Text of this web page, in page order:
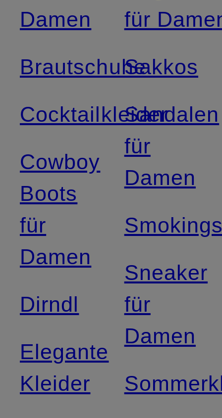
Damen
Brautschuhe
Cocktailkleider
Cowboy
Boots
für
Damen
Dirndl
Elegante
Kleider
für
Sakkos
Sandalen
für
Damen
Sneaker
für
Damen